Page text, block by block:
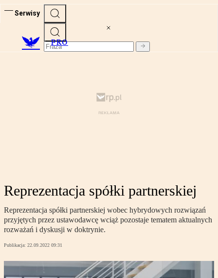
Serwisy
PRO
Reprezentacja spółki partnerskiej
Reprezentacja spółki partnerskiej wobec hybrydowych rozwiązań
przyjętych przez ustawodawcę wciąż pozostaje tematem aktualnych
rozważań i dyskusji w doktrynie.
Publikacja: 22.09.2022 09:31